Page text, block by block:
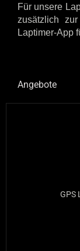
Für unsere
zusätzlich
Laptimer-App
Angebote
GPS